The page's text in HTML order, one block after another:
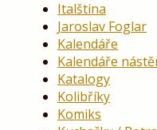
Italština
Jaroslav Foglar
Kalendáře
Kalendáře
Katalogy
Kolibříky
Komiks